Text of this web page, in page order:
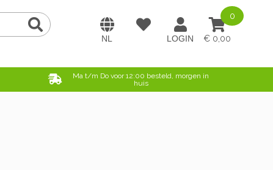
0,00
0
Ma t/m Do voor 12:00 besteld, morgen in
huis